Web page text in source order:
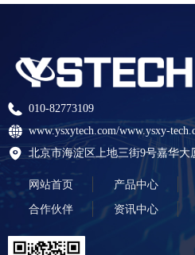
010-82773109
www.ysxytech.com/www.ysxy-
北京市海淀区上地三街9号嘉华大
网站首页 产品中心
合作伙伴 资讯中心